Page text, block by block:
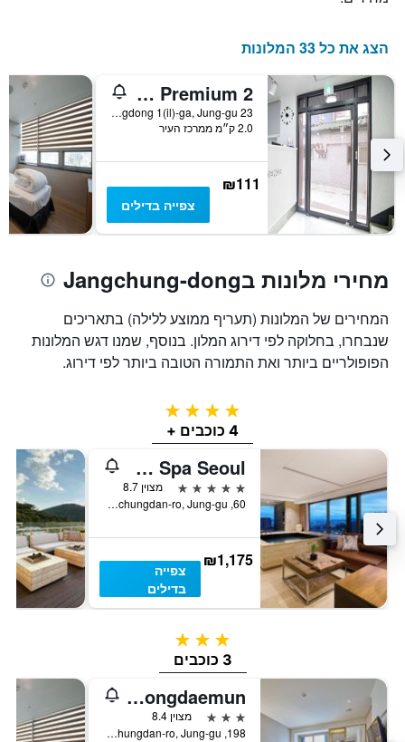
השהות
כולל
ציר
Y
המציג
את
מחיר
הממוצע
של
חדר
הצג את כל 33 המלונות
K-Guesthouse Dongdaemun Premium 2
23 Jangchungdong 1(il)-ga, Jung-gu, סיאול, דרום קוריאה
2.0 ק״מ ממרכז העיר
₪111
צפייה בדילים
מחירי מלונות בJangchung-dong
המחירים של המלונות (תעריף ממוצע ללילה) בתאריכים
שנבחרו, בחלוקה לפי דירוג המלון. בנוסף, שמנו דגש המלונות
הפופולריים ביותר ואת התמורה הטובה ביותר לפי דירוג.
4 כוכבים
4 כוכבים +
Banyan Tree Club & Spa Seoul
5 כוכבים
מצוין 8.7
60, Jangchungdan-ro, Jung-gu, סיאול, דרום קוריאה
₪1,175
צפייה
בדילים
3 כוכבים
3 כוכבים
Summit Hotel Dongdaemun
3 כוכבים
מצוין 8.4
198, Jangchungdan-ro, Jung-gu, סיאול, דרום קוריאה